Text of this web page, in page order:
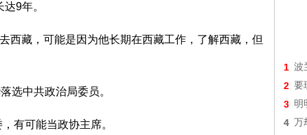
9年。
西藏，可能是因为他长期在西藏工作，了解西藏，但
有可能当政协主席。
1 波
2 要
3 明
4 万